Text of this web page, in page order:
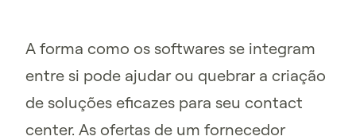
A forma como os softwares se integram
entre si pode ajudar ou quebrar a criação
de soluções eficazes para seu contact
center. As ofertas de um fornecedor